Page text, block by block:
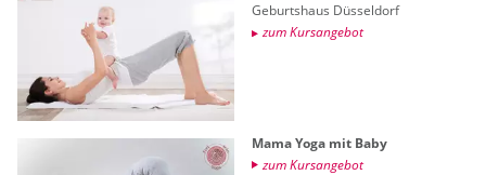
Ge­burts­haus Düs­sel­dorf
zum Kurs­an­ge­bot
Mama Yoga mit Baby
zum Kurs­an­ge­bot